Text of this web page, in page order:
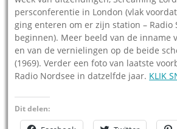
persconferentie in London (vlak
ging enteren om er zijn station – Radio
beginnen). Meer beeld van de inname
en van de vernielingen op de beide
(1969). Verder een foto van laatste
Radio Nordsee in datzelfde jaar. KLIK
Dit delen: